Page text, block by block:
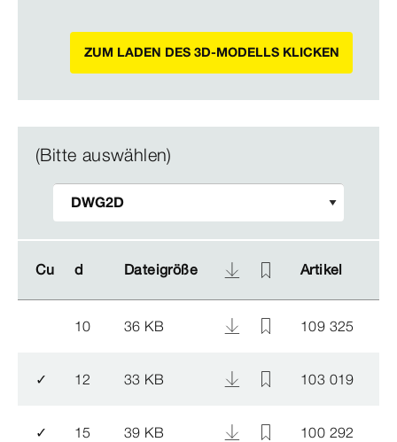
ZUM LADEN DES 3D-MODELLS KLICKEN
(Bitte auswählen)
Cu d Dateigröße Artikel
Cu d Dateigröße Artikel
10 36 KB 109 325
✓ 12 33 KB 103 019
✓ 15 39 KB 100 292